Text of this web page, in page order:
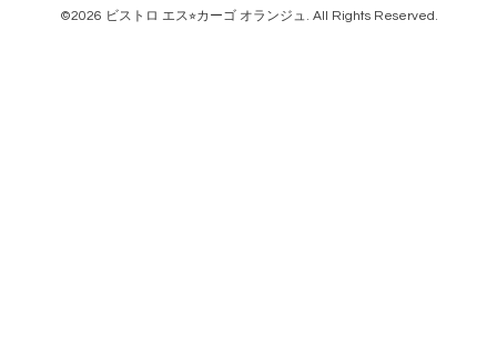
©2026 ビストロ エス⭐︎カーゴ オランジュ. All Rights Reserved.